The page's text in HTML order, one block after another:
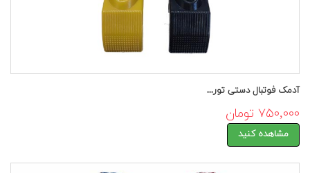
آدمک فوتبال دستی تور...
۷۵۰,۰۰۰ تومان
مشاهده کنید